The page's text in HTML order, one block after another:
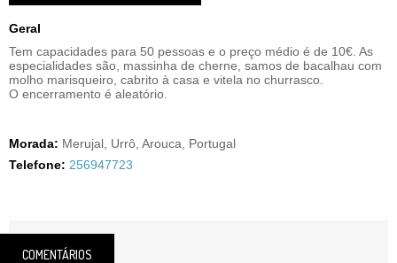
Geral
Tem capacidades para 50 pessoas e o preço médio é de 10€. As
especialidades são, massinha de cherne, samos de bacalhau com
molho marisqueiro, cabrito à casa e vitela no churrasco.
O encerramento é aleatório.
Morada: Merujal, Urrô, Arouca, Portugal
Telefone: 256947723
COMENTÁRIOS